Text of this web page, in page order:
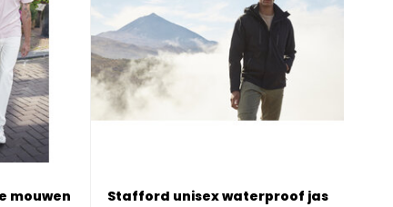
mouwen
Stafford unisex waterproof jas